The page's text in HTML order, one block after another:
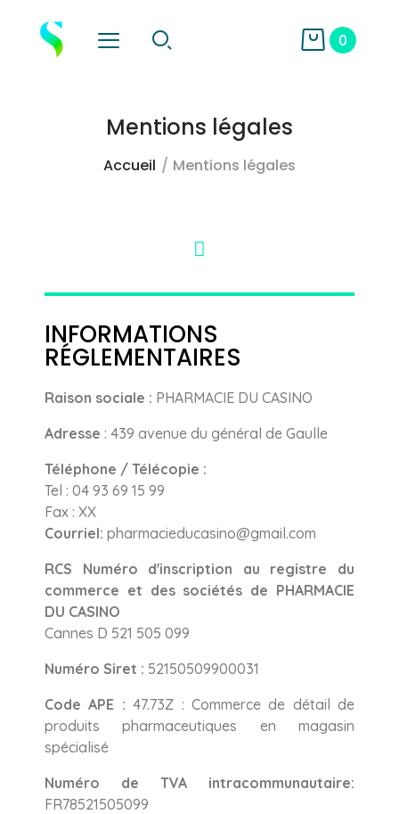
0
Mentions légales
Accueil Mentions légales
INFORMATIONS
RÉGLEMENTAIRES
Raison sociale : PHARMACIE DU CASINO
Adresse : 439 avenue du général de Gaulle
Téléphone / Télécopie :
Tel : 04 93 69 15 99
Fax : XX
Courriel: pharmacieducasino@gmail.com
RCS Numéro d'inscription au registre du
commerce et des sociétés de PHARMACIE
DU CASINO
Cannes D 521 505 099
Numéro Siret : 52150509900031
Code APE :47.73Z : Commerce de détail de
produits pharmaceutiques en magasin
spécialisé
Numéro de TVA intracommunautaire:
FR78521505099